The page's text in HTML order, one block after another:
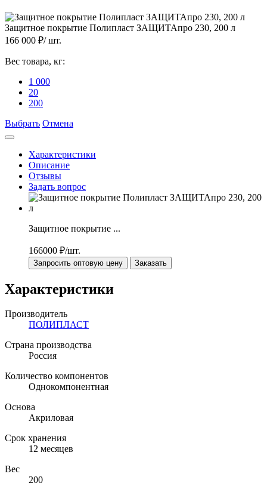
Защитное покрытие Полипласт ЗАЩИТАпро 230, 200 л
166 000 ₽/ шт.
Вес товара, кг:
1 000
20
200
Выбрать Отмена
Характеристики
Описание
Отзывы
Задать вопрос
Защитное покрытие ...
166000 ₽/шт.
Запросить оптовую цену Заказать
Характеристики
Производитель
ПОЛИПЛАСТ
Страна производства
Россия
Количество компонентов
Однокомпонентная
Основа
Акриловая
Срок хранения
12 месяцев
Вес
200